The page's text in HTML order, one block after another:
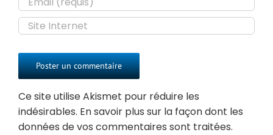
Ce site utilise Akismet pour réduire les
indésirables. En savoir plus sur la façon dont les
données de vos commentaires sont traitées.